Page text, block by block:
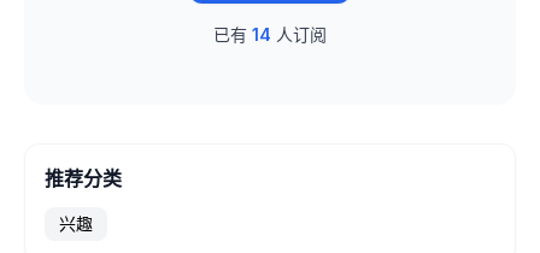
已有 14 人订阅
推荐分类
兴趣